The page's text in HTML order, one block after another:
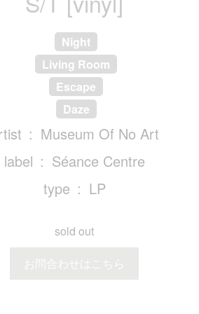
Night
Living Room
Escape
Daze
Museum Of No Art
label
Séance Centre
type
LP
sold out
お問合わせはこちら